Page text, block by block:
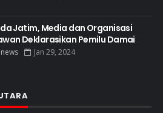
Jatim, Media dan Organisasi
Deklarasikan Pemilu Damai
Jan 29, 2024